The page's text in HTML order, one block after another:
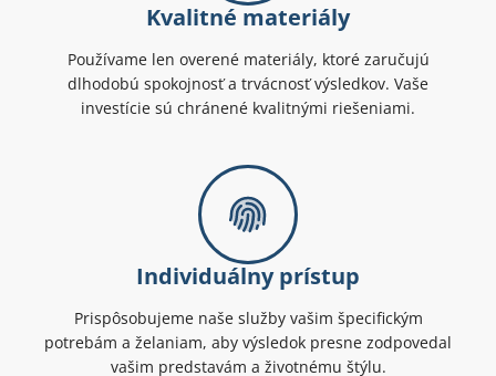
Kvalitné materiály
Používame len overené materiály, ktoré zaručujú
dlhodobú spokojnosť a trvácnosť výsledkov. Vaše
investície sú chránené kvalitnými riešeniami.
Individuálny prístup
Prispôsobujeme naše služby vašim špecifickým
potrebám a želaniam, aby výsledok presne zodpovedal
vašim predstavám a životnému štýlu.